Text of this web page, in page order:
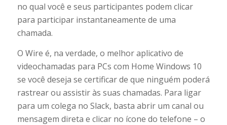
no qual você e seus participantes podem clicar
para participar instantaneamente de uma
chamada.
O Wire é, na verdade, o melhor aplicativo de
videochamadas para PCs com Home Windows 10
se você deseja se certificar de que ninguém poderá
rastrear ou assistir às suas chamadas. Para ligar
para um colega no Slack, basta abrir um canal ou
mensagem direta e clicar no ícone do telefone – o